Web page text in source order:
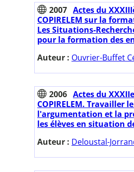
2007 Actes du
COPIRELEM sur la
Les Situations-
pour la formation des
Auteur : Ouvrier-Buffet
2006 Actes du
COPIRELEM. Travailler
l'argumentation et la
les élèves en situation
Auteur : Deloustal-